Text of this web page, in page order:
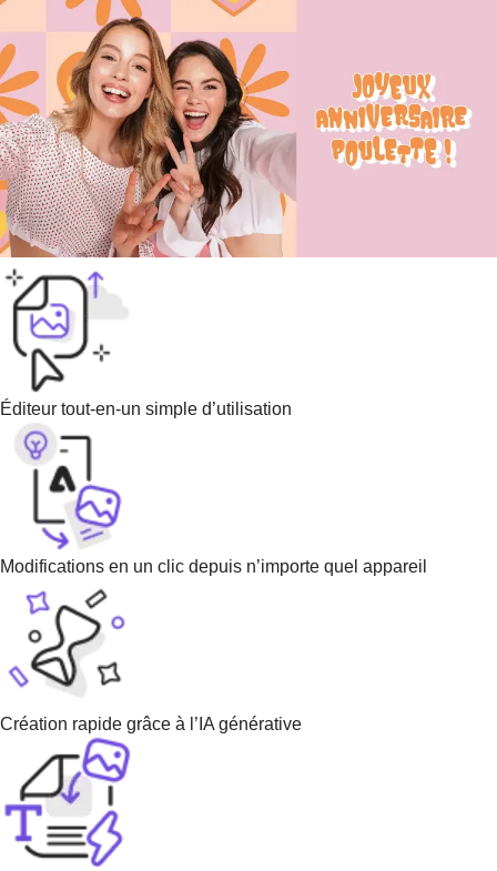
Éditeur tout-en-un simple d’utilisation
Modifications en un clic depuis n’importe quel appareil
Création rapide grâce à l’IA générative